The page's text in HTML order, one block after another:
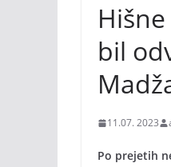
bil
11.07. 2023
Po prejetih